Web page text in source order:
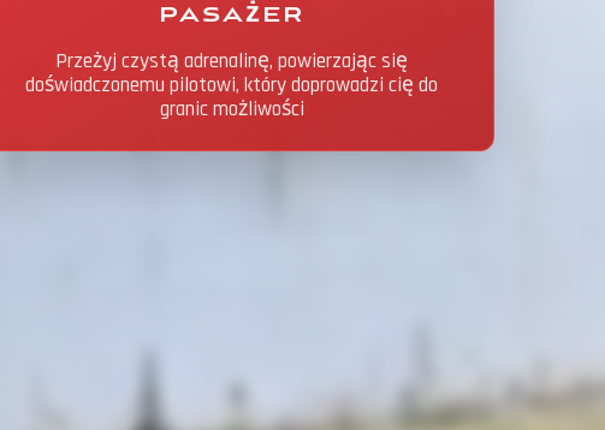
pasażer
Przeżyj czystą adrenalinę, powierzając się
doświadczonemu pilotowi, który doprowadzi cię do
granic możliwości